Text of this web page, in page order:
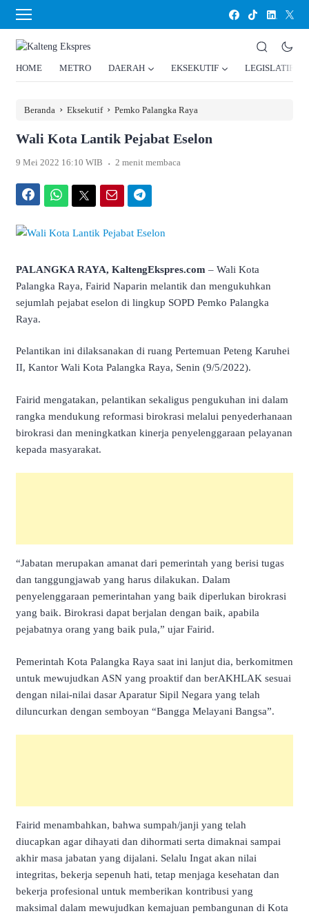
HOME METRO DAERAH EKSEKUTIF LEGISLATIF
Beranda › Eksekutif › Pemko Palangka Raya
Wali Kota Lantik Pejabat Eselon
9 Mei 2022 16:10 WIB . 2 menit membaca
PALANGKA RAYA, KaltengEkspres.com – Wali Kota
Palangka Raya, Fairid Naparin melantik dan mengukuhkan
sejumlah pejabat eselon di lingkup SOPD Pemko Palangka
Raya.
Pelantikan ini dilaksanakan di ruang Pertemuan Peteng Karuhei
II, Kantor Wali Kota Palangka Raya, Senin (9/5/2022).
Fairid mengatakan, pelantikan sekaligus pengukuhan ini dalam
rangka mendukung reformasi birokrasi melalui penyederhanaan
birokrasi dan meningkatkan kinerja penyelenggaraan pelayanan
kepada masyarakat.
“Jabatan merupakan amanat dari pemerintah yang berisi tugas
dan tanggungjawab yang harus dilakukan. Dalam
penyelenggaraan pemerintahan yang baik diperlukan birokrasi
yang baik. Birokrasi dapat berjalan dengan baik, apabila
pejabatnya orang yang baik pula,” ujar Fairid.
Pemerintah Kota Palangka Raya saat ini lanjut dia, berkomitmen
untuk mewujudkan ASN yang proaktif dan berAKHLAK sesuai
dengan nilai-nilai dasar Aparatur Sipil Negara yang telah
diluncurkan dengan semboyan “Bangga Melayani Bangsa”.
Fairid menambahkan, bahwa sumpah/janji yang telah
diucapkan agar dihayati dan dihormati serta dimaknai sampai
akhir masa jabatan yang dijalani. Selalu Ingat akan nilai
integritas, bekerja sepenuh hati, tetap menjaga kesehatan dan
bekerja profesional untuk memberikan kontribusi yang
maksimal dalam mewujudkan kemajuan pembangunan di Kota